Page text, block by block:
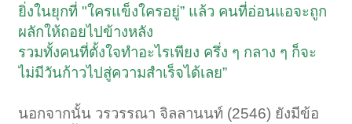
ยิ่งในยุกที่ "ใครแข็งใครอยู่” แล้ว คนที่อ่อนแอจะถูก
ผลักให้ถอยไปข้างหลัง
รวมทั้งคนที่ตั้งใจทำอะไรเพียง ครึ่ง ๆ กลาง ๆ ก็จะ
ไม่มีวันก้าวไปสู่ความสำเร็จได้เลย”
นอกจากนั้น วรวรรณา จิลลานนท์ (2546) ยังมีข้อ